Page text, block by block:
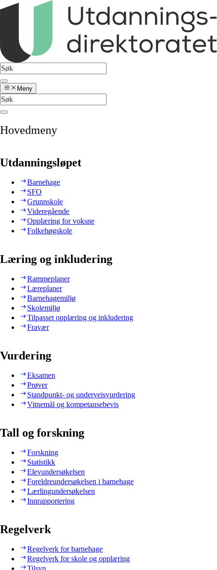
Meny
Hovedmeny
Utdanningsløpet
Barnehage
SFO
Grunnskole
Videregående
Opplæring for voksne
Folkehøgskole
Læring og inkludering
Rammeplaner
Læreplaner
Barnehagemiljø
Skolemiljø
Tilpasset opplæring og inkludering
Fravær
Vurdering
Eksamen
Prøver
Standpunkt- og underveisvurdering
Vitnemål og kompetansebevis
Tall og forskning
Forskning
Statistikk
Elevundersøkelsen
Foreldreundersøkelsen i barnehage
Lærlingundersøkelsen
Innrapportering
Regelverk
Regelverk for barnehage
Regelverk for skole og opplæring
Tilsyn